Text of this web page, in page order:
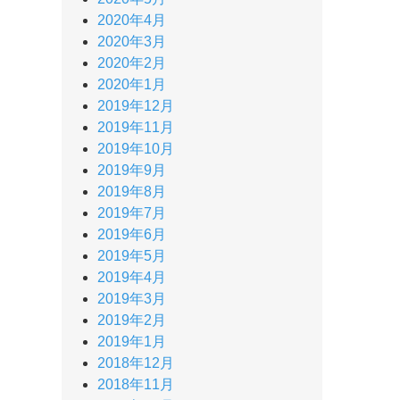
2020年4月
2020年3月
2020年2月
2020年1月
2019年12月
2019年11月
2019年10月
2019年9月
2019年8月
2019年7月
2019年6月
2019年5月
2019年4月
2019年3月
2019年2月
2019年1月
2018年12月
2018年11月